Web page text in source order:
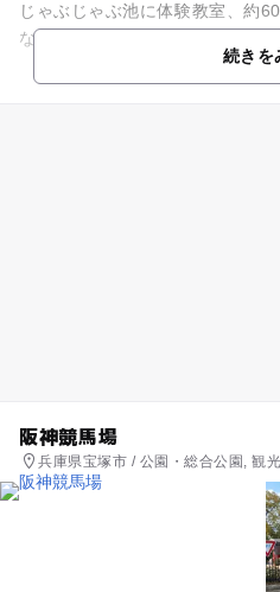
じゃぶじゃぶ池に体験教室、約
など、家族みんなが楽しめるコ
では、犬や羊はもちろん、...続きを
阪神競馬場
兵庫県宝塚市 / 公園・総合公園, 観